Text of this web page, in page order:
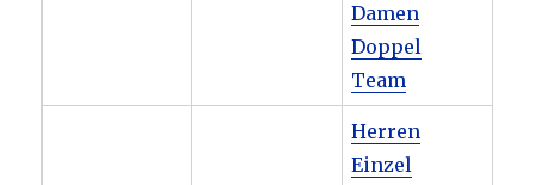
Damen
Doppel
Team
Herren
Einzel